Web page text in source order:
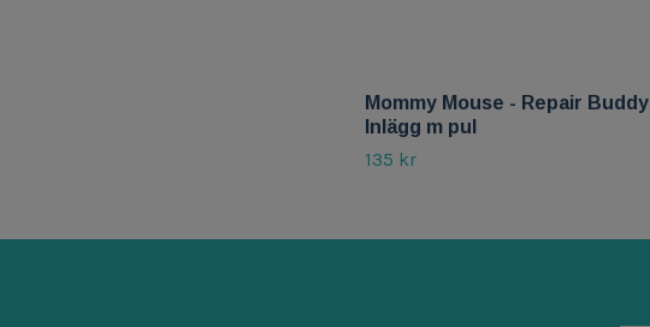
Mommy Mouse - Repair Buddy
Inlägg m pul
135 kr